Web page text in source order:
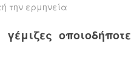
την ερμηνεία